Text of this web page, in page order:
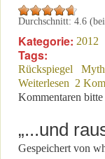
Durchschnitt: 4.6 (bei
Kategorie: 2012
Tags:
Rückspiegel
Weiterlesen über
2
Kommentaren bitte
„...und
Gespeichert von